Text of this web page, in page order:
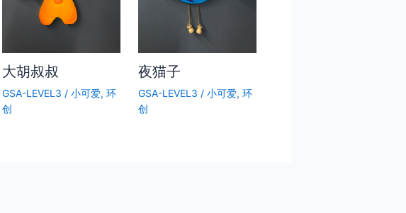
大胡叔叔
GSA-LEVEL3 / 小可爱, 环
创
夜猫子
GSA-LEVEL3 / 小可爱, 环
创